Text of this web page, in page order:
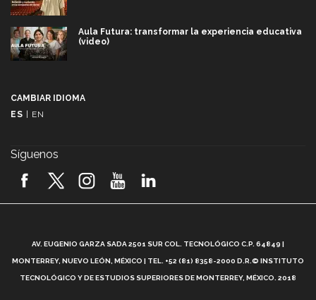
Aula Futura: transformar la experiencia educativa
(video)
2026! (video)
¿Cómo es el Modelo Educativo Tec? (video)
CAMBIAR IDIOMA
ES | EN
Síguenos
AV. EUGENIO GARZA SADA 2501 SUR COL. TECNOLÓGICO C.P. 64849 |
MONTERREY, NUEVO LEÓN, MÉXICO | TEL. +52 (81) 8358-2000 D.R.© INSTITUTO
TECNOLÓGICO Y DE ESTUDIOS SUPERIORES DE MONTERREY, MÉXICO. 2018